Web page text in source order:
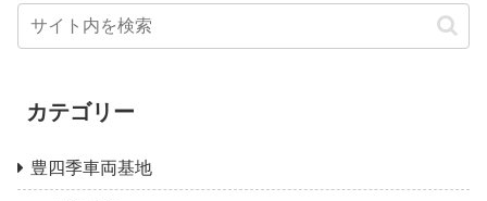
カテゴリー
豊四季車両基地